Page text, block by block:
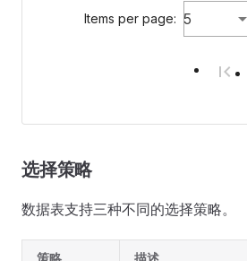
Items per page: 5
选择策略
数据表支持三种不同的选择策略。
策略 描述